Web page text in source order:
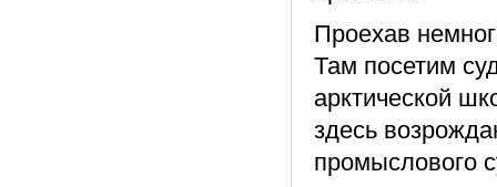
Проехав
Там посетим
арктической
здесь
промыслового